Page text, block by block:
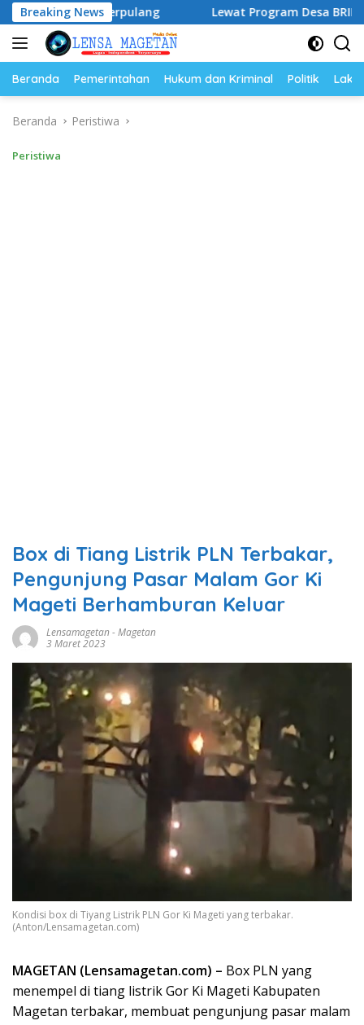
Langsung
ke
konten
Breaking News
Telah Berpulang Lewat Program Desa BRILiaN, BRI
Beranda Pemerintahan Hukum dan Kriminal Politik
Beranda Peristiwa
Peristiwa
Box di Tiang Listrik PLN Terbakar,
Pengunjung Pasar Malam Gor Ki
Mageti Berhamburan Keluar
Lensamagetan-Magetan
3 Maret 2023
Kondisi box di Tiyang Listrik PLN Gor Ki Mageti yang terbakar.
(Anton/Lensamagetan.com)
MAGETAN (Lensamagetan.com) – Box PLN yang
menempel di tiang listrik Gor Ki Mageti Kabupaten
Magetan terbakar, membuat pengunjung pasar malam